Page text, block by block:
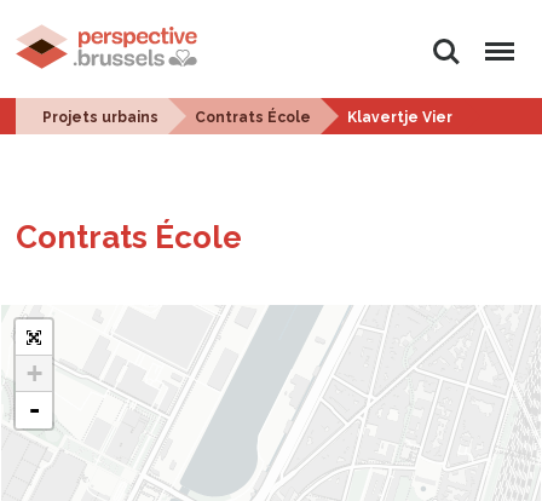
Rechercher
Menu
Projets urbains Contrats École Klavertje Vier
Contrats École
+
-